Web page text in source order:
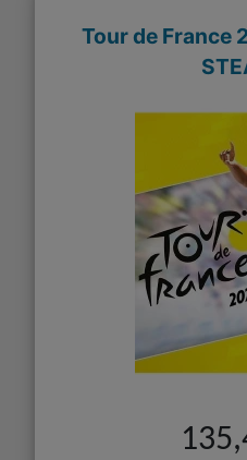
Tour de France